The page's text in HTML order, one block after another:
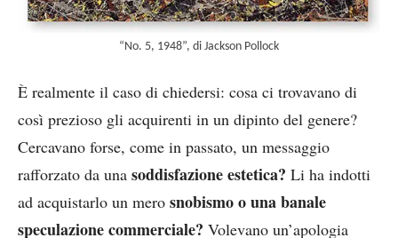
“No. 5, 1948”, di Jackson Pollock
È realmente il caso di chiedersi: cosa ci trovavano di
così prezioso gli acquirenti in un dipinto del genere?
Cercavano forse, come in passato, un messaggio
rafforzato da una soddisfazione estetica? Li ha indotti
ad acquistarlo un mero snobismo o una banale
speculazione commerciale? Volevano un’apologia